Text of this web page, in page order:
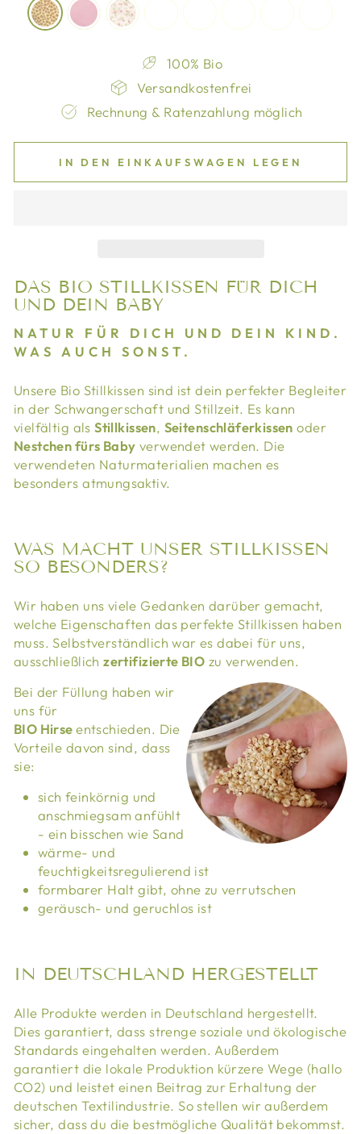
100% Bio
Versandkostenfrei
Rechnung & Ratenzahlung möglich
IN DEN EINKAUFSWAGEN LEGEN
DAS BIO STILLKISSEN FÜR DICH
UND DEIN BABY
NATUR FÜR DICH UND DEIN KIND.
WAS AUCH SONST.
Unsere Bio Stillkissen sind ist dein perfekter Begleiter
in der Schwangerschaft und Stillzeit. Es kann
vielfältig alsStillkissen, Seitenschläferkissen oder
Nestchen fürs Baby verwendet werden. Die
verwendeten Naturmaterialien machen es
besonders atmungsaktiv.
WAS MACHT UNSER STILLKISSEN
SO BESONDERS?
Wir haben uns viele Gedanken darüber gemacht,
welche Eigenschaften das perfekte Stillkissen haben
muss. Selbstverständlich war es dabei für uns,
ausschließlichzertifizierte BIO zu verwenden.
Bei der Füllung haben wir
uns für
BIO Hirseentschieden. Die
Vorteile davon sind, dass
sie:
sich feinkörnig und
anschmiegsam anfühlt
- ein bisschen wie Sand
wärme- und
feuchtigkeitsregulierend ist
formbarer Halt gibt, ohne zu verrutschen
geräusch- und geruchlos ist
IN DEUTSCHLAND HERGESTELLT
Alle Produkte werden in Deutschland hergestellt.
Dies garantiert, dass strenge soziale und ökologische
Standards eingehalten werden. Außerdem
garantiert die lokale Produktion kürzere Wege (hallo
CO2) und leistet einen Beitrag zur Erhaltung der
deutschen Textilindustrie. So stellen wir außerdem
sicher, dass du die bestmögliche Qualität bekommst.